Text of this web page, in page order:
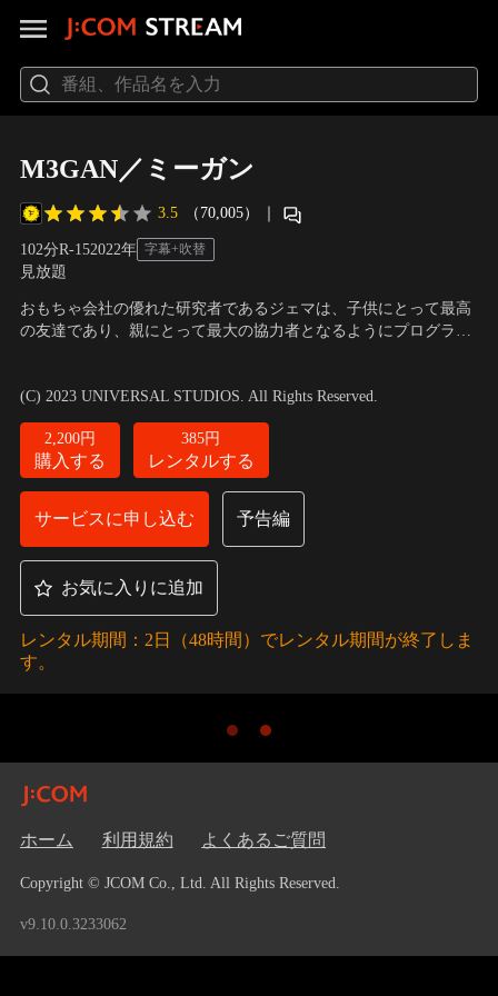
M3GAN／ミーガン
3.5 （70,005） ｜
102分R-152022年 字幕+吹替
見放題
おもちゃ会社の優れた研究者であるジェマは、子供にとって最高
の友達であり、親にとって最大の協力者となるようにプログラム
ことになったジェマは、ミーガンに対し「あらゆる出来事からケ
イディを守るように」と指示するが…。
(C) 2023 UNIVERSAL STUDIOS. All Rights Reserved.
2,200円
購入する
385円
レンタルする
サービスに申し込む 予告編
お気に入りに追加
レンタル期間：2日（48時間）でレンタル期間が終了しま
す。
ホーム 利用規約 よくあるご質問
Copyright © JCOM Co., Ltd. All Rights Reserved.
v9.10.0.3233062